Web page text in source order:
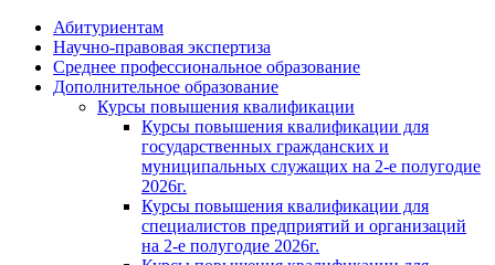
Абитуриентам
Научно-правовая экспертиза
Cреднее профессиональное образование
Дополнительное образование
Курсы повышения квалификации
Курсы повышения квалификации для
государственных гражданских и
муниципальных служащих на 2-е полугодие
2026г.
Курсы повышения квалификации для
специалистов предприятий и организаций
на 2-е полугодие 2026г.